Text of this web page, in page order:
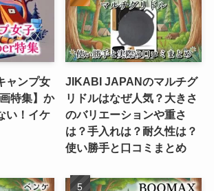
ャンプ女
特集】か
い！イケ
JIKABI JAPANのマルチグ
リドルはなぜ人気？大きさ
のバリエーションや重さ
は？手入れは？耐久性は？
使い勝手と口コミまとめ